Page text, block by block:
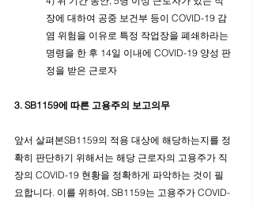
장에 대하여 공중 보건부 등이 COVID-19 감
염 위험을 이유로 특정 작업장을 폐쇄하라는
명령을 한 후 14일 이내에 COVID-19 양성 판
정을 받은 근로자
3. SB1159에 따른 고용주의 보고의무
앞서 살펴본SB1159의 적용 대상에 해당하는지를 정
확히 판단하기 위해서는 해당 근로자의 고용주가 직
장의 COVID-19 현황을 정확하게 파악하는 것이 필
요합니다. 이를 위하여, SB1159는 고용주가 COVID-